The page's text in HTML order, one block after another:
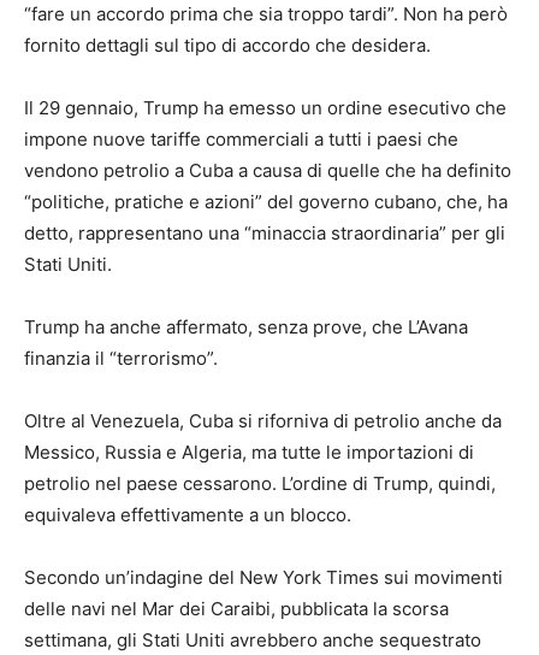
“fare un accordo prima che sia troppo tardi”. Non ha però
fornito dettagli sul tipo di accordo che desidera.
Il 29 gennaio, Trump ha emesso un ordine esecutivo che
impone nuove tariffe commerciali a tutti i paesi che
vendono petrolio a Cuba a causa di quelle che ha definito
“politiche, pratiche e azioni” del governo cubano, che, ha
detto, rappresentano una “minaccia straordinaria” per gli
Stati Uniti.
Trump ha anche affermato, senza prove, che L’Avana
finanzia il “terrorismo”.
Oltre al Venezuela, Cuba si riforniva di petrolio anche da
Messico, Russia e Algeria, ma tutte le importazioni di
petrolio nel paese cessarono. L’ordine di Trump, quindi,
equivaleva effettivamente a un blocco.
Secondo un’indagine del New York Times sui movimenti
delle navi nel Mar dei Caraibi, pubblicata la scorsa
settimana, gli Stati Uniti avrebbero anche sequestrato